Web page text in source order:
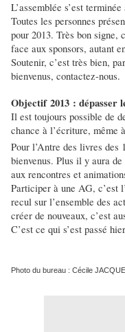
L’assemblée s’est
Toutes les personnes
pour 2013. Très bon signe,
face aux sponsors, autant
Soutenir, c’est très bien,
bienvenus, contactez-nous.
Objectif 2013 : dépasser
Il est toujours possible de
chance à l’écriture, même
Pour l’Antre des livres des 1
bienvenus. Plus il y aura
aux rencontres et
Participer à une AG, c’est
recul sur l’ensemble des
créer de nouveaux, c’est
C’est ce qui s’est passé
Photo du bureau : Cécile